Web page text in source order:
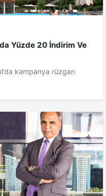
Yüzde 20 İndirim Ve
kampanya rüzgarı